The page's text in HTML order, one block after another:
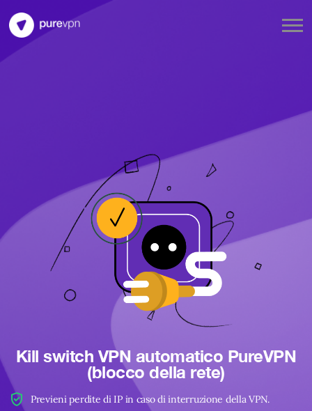
Kill switch VPN automatico PureVPN
(blocco della rete)
Previeni perdite di IP in caso di interruzione della VPN.